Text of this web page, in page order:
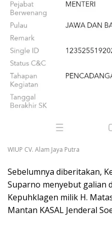
WIUP CV. Alam Jaya Putra
Sebelumnya diberitakan,
Suparno menyebut galian
Kepuhklagen milik H.
Mantan KASAL Jenderal